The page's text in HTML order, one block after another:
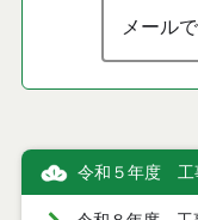
メール
令和５年度 工